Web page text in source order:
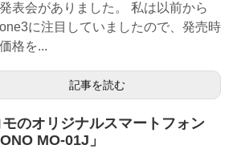
表会がありました。 私は以前から
に注目していましたので、発売時
格を...
記事を読む
モのオリジナルスマートフォン
MO-01J」